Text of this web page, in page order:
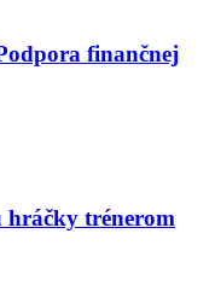
finančnej
hráčky trénerom